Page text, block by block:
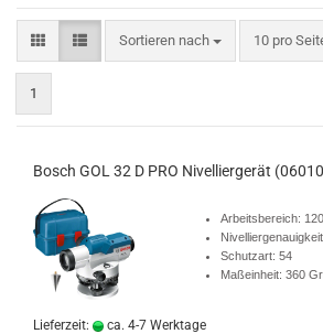
Sortieren nach 10 pro
1
Bosch GOL 32 D PRO Nivelliergerät
Arbeitsbereich:
Schutzart: 54
Maßeinheit: 360
Lieferzeit: ca. 4-7 Werktage